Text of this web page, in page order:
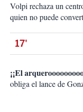
Volpi rechaza un
quien no puede
17'
¡¡El
obliga el lance de